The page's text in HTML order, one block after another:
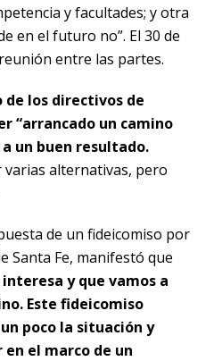
y facultades; y otra
en el futuro no”. El 30 de
entre las partes.
de los directivos de
“arrancado un camino
un buen resultado.
varias alternativas, pero
de un fideicomiso por
Santa Fe, manifestó que
y que vamos a
Este fideicomiso
poco la situación y
el marco de un